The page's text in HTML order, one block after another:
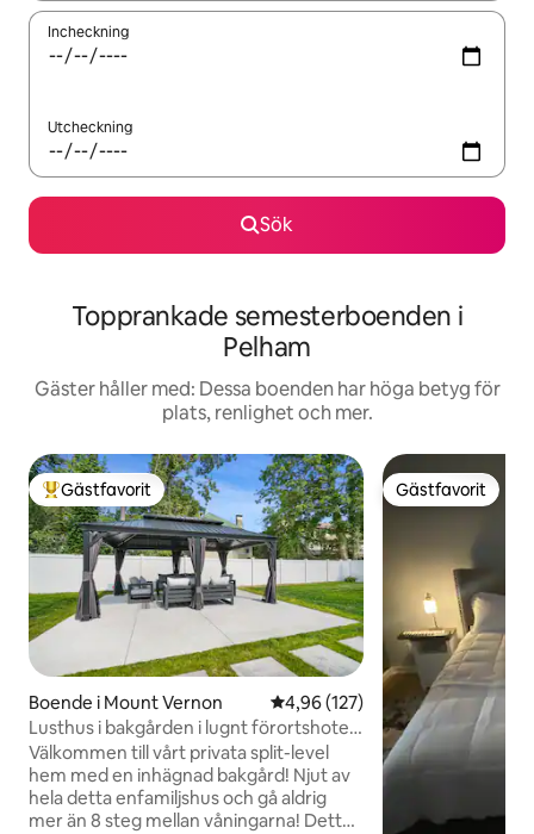
Incheckning
Utcheckning
Sök
Topprankade semesterboenden i
Pelham
Gäster håller med: Dessa boenden har höga betyg för
plats, renlighet och mer.
Populär gästfavorit
Gästfavorit
Boende i Mount Vernon 4,96 av 5 i genomsnittligt
4,96 (127)
Lusthus i bakgården i lugnt förortshotell i
New York
Välkommen till vårt privata split-level
hem med en inhägnad bakgård! Njut av
hela detta enfamiljshus och gå aldrig
mer än 8 steg mellan våningarna! Detta
Gästfavorit
Gästfavorit